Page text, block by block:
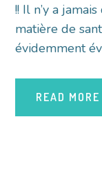
!! Il n’y a
matière de
évidemment
READ MORE